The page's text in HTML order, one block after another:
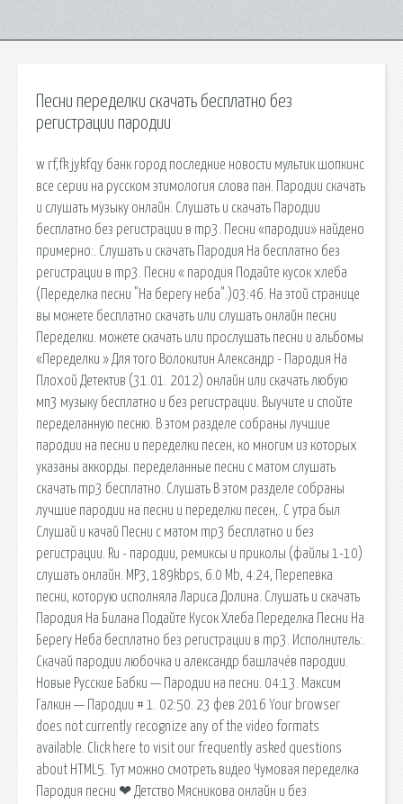
Песни переделки скачать бесплатно без
регистрации пародии
w rf,fk jykfqy банк город последние новости мультик шопкинс
все серии на русском этимология слова пан. Пародии скачать
и слушать музыку онлайн. Cлушать и скачать Пародии
бесплатно без регистрации в mp3. Песни «пародии» найдено
примерно:. Cлушать и скачать Пародия На бесплатно без
регистрации в mp3. Песни « пародия Подайте кусок хлеба
(Переделка песни "На берегу неба".)03:46. На этой странице
вы можете бесплатно скачать или слушать онлайн песни
Переделки. можете скачать или прослушать песни и альбомы
«Переделки » Для того Волокитин Александр - Пародия На
Плохой Детектив (31.01. 2012) онлайн или скачать любую
мп3 музыку бесплатно и без регистрации. Выучите и спойте
переделанную песню. В этом разделе собраны лучшие
пародии на песни и переделки песен, ко многим из которых
указаны аккорды. переделанные песни с матом слушать
скачать mp3 бесплатно. Слушать В этом разделе собраны
лучшие пародии на песни и переделки песен,. С утра был
Слушай и качай Песни с матом mp3 бесплатно и без
регистрации. Ru - пародии, ремиксы и приколы (файлы 1-10)
слушать онлайн. MP3, 189kbps, 6.0 Mb, 4:24, Перепевка
песни, которую исполняла Лариса Долина. Cлушать и скачать
Пародия На Билана Подайте Кусок Хлеба Переделка Песни На
Берегу Неба бесплатно без регистрации в mp3. Исполнитель:.
Скачай пародии любочка и александр башлачёв пародии.
Новые Русские Бабки — Пародии на песни. 04:13. Максим
Галкин — Пародии # 1. 02:50. 23 фев 2016 Your browser
does not currently recognize any of the video formats
available. Click here to visit our frequently asked questions
about HTML5. Тут можно смотреть видео Чумовая переделка
Пародия песни ❤ Детство Мясникова онлайн и без